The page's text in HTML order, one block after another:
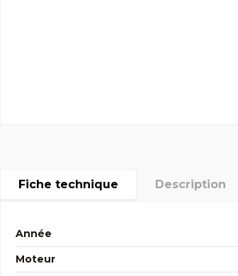
Fiche technique Description
Année
Moteur